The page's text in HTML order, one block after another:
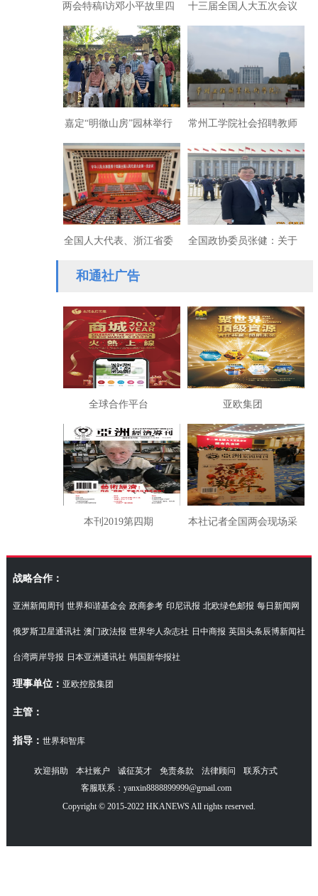
两会特稿‖访邓小平故里四
川省广安市委常委政法委
书记陈泽斌
十三届全国人大五次会议
嘉定“明徹山房”园林举行
新著座谈会
常州工学院社会招聘教师
变成“内部消化”有何猫
腻？
全国人大代表、浙江省委
书记易炼红：奋力谱写中
国式现代化浙江篇章
全国政协委员张健：关于
金融中心城市的建议
和通社广告
全球合作平台 亚欧集团
本刊2019第四期 本社记者全国两会现场采
访湖南代表团
战略合作：
亚洲新闻周刊 世界和谐基金会 政商参考 印尼讯报 北欧绿色邮报 每日新闻网
俄罗斯卫星通讯社 澳门政法报 世界华人杂志社 日中商报 英国头条辰博新闻社
台湾两岸导报 日本亚洲通讯社 韩国新华报社
理事单位： 亚欧控股集团
主管：
指导： 世界和智库
欢迎捐助 本社账户 诚征英才 免责条款 法律顾问
联系方式
客服联系：yanxin8888899999@gmail.com
Copyright © 2015-2022 HKANEWS All rights reserved.